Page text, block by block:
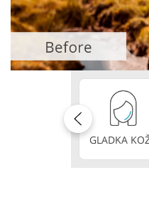
Urejanje
GLADKA